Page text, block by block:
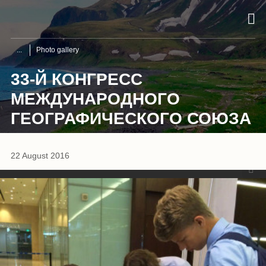
Photo gallery
33-Й КОНГРЕСС
МЕЖДУНАРОДНОГО
ГЕОГРАФИЧЕСКОГО СОЮЗА
22 August 2016